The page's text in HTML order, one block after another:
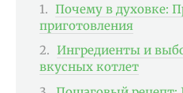
Почему в духовке:
приготовления
Ингредиенты и
вкусных котлет